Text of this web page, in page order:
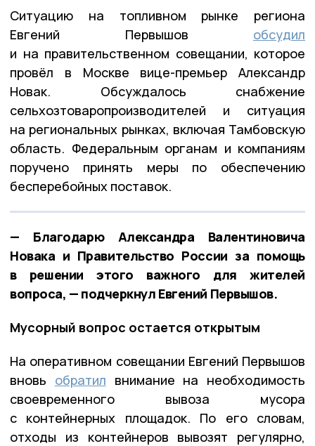
Ситуацию на топливном рынке региона
Евгений Первышов обсудил
и на правительственном совещании, которое
провёл в Москве вице-премьер Александр
Новак. Обсуждалось снабжение
сельхозтоваропроизводителей и ситуация
на региональных рынках, включая Тамбовскую
область. Федеральным органам и компаниям
поручено принять меры по обеспечению
бесперебойных поставок.
— Благодарю Александра Валентиновича
Новака и Правительство России за помощь
в решении этого важного для жителей
вопроса, — подчеркнул Евгений Первышов.
Мусорный вопрос остается открытым
На оперативном совещании Евгений Первышов
вновь обратил внимание на необходимость
своевременного вывоза мусора
с контейнерных площадок. По его словам,
отходы из контейнеров вывозят регулярно,